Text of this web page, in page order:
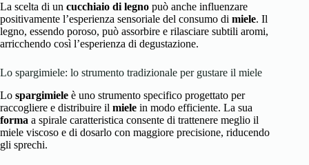
La scelta di un cucchiaio di legno può anche influenzare
positivamente l’esperienza sensoriale del consumo di miele. Il
legno, essendo poroso, può assorbire e rilasciare subtili aromi,
arricchendo così l’esperienza di degustazione.
Lo spargimiele: lo strumento tradizionale per gustare il miele
Lo spargimiele è uno strumento specifico progettato per
raccogliere e distribuire il miele in modo efficiente. La sua
forma a spirale caratteristica consente di trattenere meglio il
miele viscoso e di dosarlo con maggiore precisione, riducendo
gli sprechi.